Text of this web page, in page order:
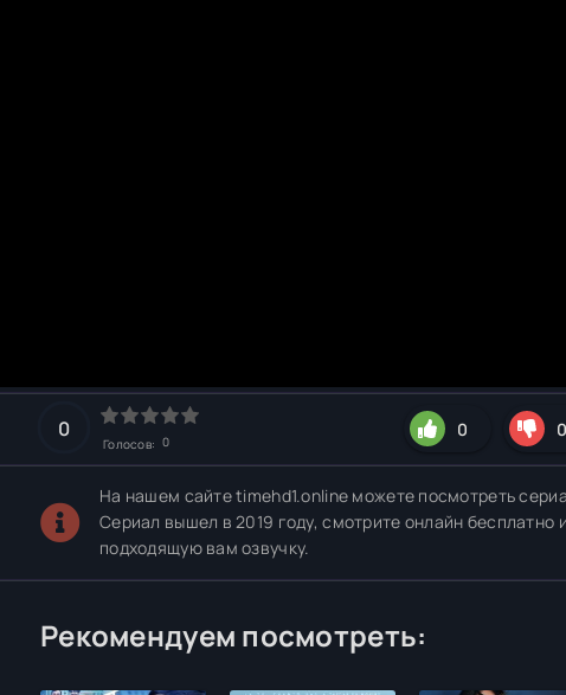
0
Голосов: 0
0
На нашем сайте timehd1.online можете посмотреть
Сериал вышел в 2019 году, смотрите онлайн бесплатно
подходящую вам озвучку.
Рекомендуем посмотреть: